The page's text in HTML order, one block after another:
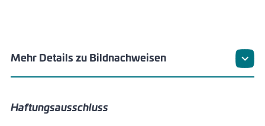
Mehr Details zu Bildnachweisen
Haftungsausschluss